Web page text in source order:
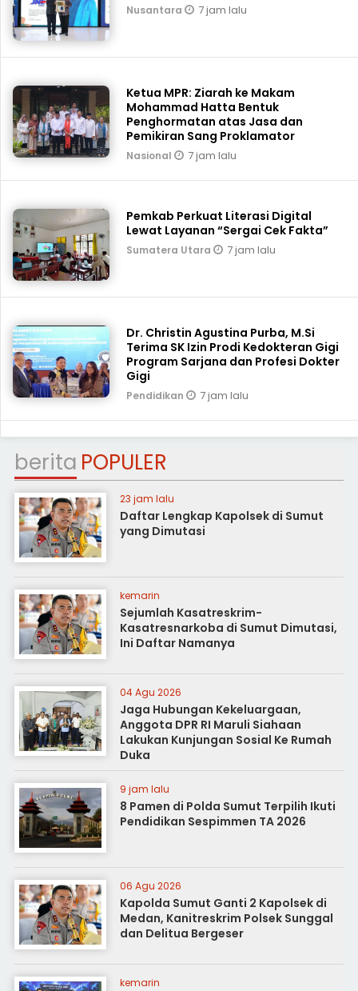
Nusantara 7 jam lalu
Ketua MPR: Ziarah ke Makam
Mohammad Hatta Bentuk
Penghormatan atas Jasa dan
Pemikiran Sang Proklamator
Nasional 7 jam lalu
Pemkab Perkuat Literasi Digital
Lewat Layanan “Sergai Cek Fakta”
Sumatera Utara 7 jam lalu
Dr. Christin Agustina Purba, M.Si
Terima SK Izin Prodi Kedokteran Gigi
Program Sarjana dan Profesi Dokter
Gigi
Pendidikan 7 jam lalu
berita POPULER
23 jam lalu
Daftar Lengkap Kapolsek di Sumut
yang Dimutasi
kemarin
Sejumlah Kasatreskrim-
Kasatresnarkoba di Sumut Dimutasi,
Ini Daftar Namanya
04 Agu 2026
Jaga Hubungan Kekeluargaan,
Anggota DPR RI Maruli Siahaan
Lakukan Kunjungan Sosial Ke Rumah
Duka
9 jam lalu
8 Pamen di Polda Sumut Terpilih Ikuti
Pendidikan Sespimmen TA 2026
06 Agu 2026
Kapolda Sumut Ganti 2 Kapolsek di
Medan, Kanitreskrim Polsek Sunggal
dan Delitua Bergeser
kemarin